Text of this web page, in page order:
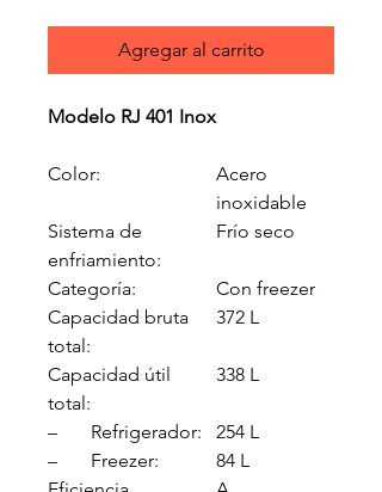
Agregar al carrito
Modelo RJ 401 Inox
Color:
Acero
inoxidable
Sistema de
enfriamiento:
Frío seco
Categoría:
Con freezer
Capacidad bruta
total:
372 L
Capacidad útil
total:
338 L
– Refrigerador:
254 L
– Freezer:
84 L